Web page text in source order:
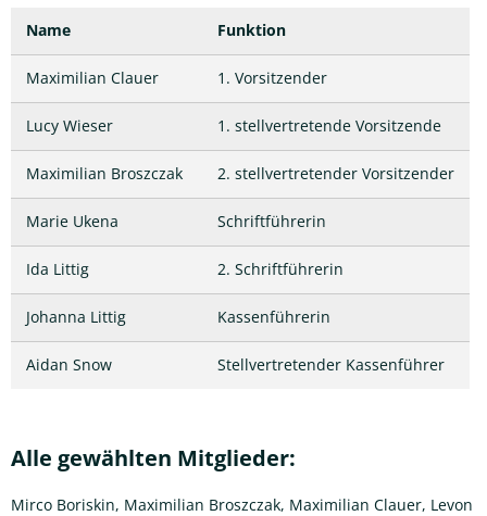
Name Funktion
Maximilian Clauer 1. Vorsitzender
Lucy Wieser 1. stellvertretende Vorsitzende
Maximilian Broszczak 2. stellvertretender Vorsitzender
Marie Ukena Schriftführerin
Ida Littig 2. Schriftführerin
Johanna Littig Kassenführerin
Aidan Snow Stellvertretender Kassenführer
Alle gewählten Mitglieder:
Mirco Boriskin, Maximilian Broszczak, Maximilian Clauer, Levon